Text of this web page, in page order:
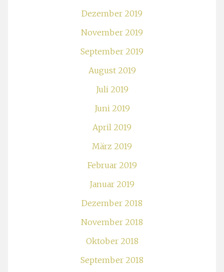
Dezember 2019
November 2019
September 2019
August 2019
Juli 2019
Juni 2019
April 2019
März 2019
Februar 2019
Januar 2019
Dezember 2018
November 2018
Oktober 2018
September 2018